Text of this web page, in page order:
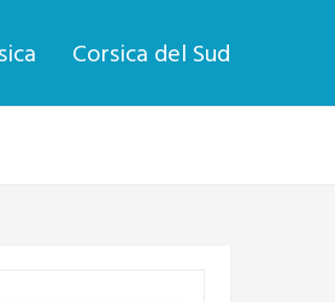
Corsica del Sud